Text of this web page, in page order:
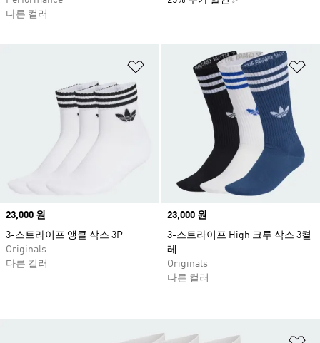
다른 컬러
위시리스트 담기
Price
23,000 원
3-스트라이프 앵클 삭스 3P
Originals
다른 컬러
Price
23,000 원
3-스트라이프 High 크루 삭스 3켤
레
Originals
다른 컬러